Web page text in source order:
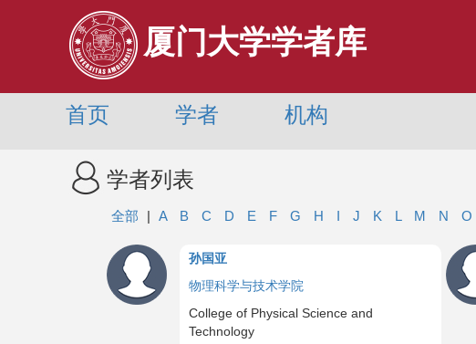
厦门大学学者库
首页 学者 机构
学者列表
全部 | A B C D E F G H I J K L M N O
孙国亚
物理科学与技术学院
College of Physical Science and
Technology